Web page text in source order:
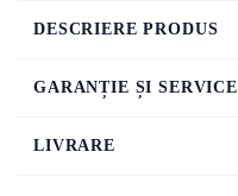
DESCRIERE PRODUS
GARANȚIE ȘI SERVICE
LIVRARE